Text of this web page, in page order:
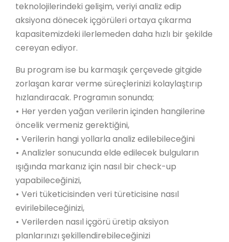
teknolojilerindeki gelişim, veriyi analiz edip
aksiyona dönecek içgörüleri ortaya çıkarma
kapasitemizdeki ilerlemeden daha hızlı bir şekilde
cereyan ediyor.
Bu program ise bu karmaşık çerçevede gitgide
zorlaşan karar verme süreçlerinizi kolaylaştırıp
hızlandıracak. Programın sonunda;
• Her yerden yağan verilerin içinden hangilerine
öncelik vermeniz gerektiğini,
• Verilerin hangi yollarla analiz edilebileceğini
• Analizler sonucunda elde edilecek bulguların
ışığında markanız için nasıl bir check-up
yapabileceğinizi,
• Veri tüketicisinden veri türeticisine nasıl
evirilebileceğinizi,
• Verilerden nasıl içgörü üretip aksiyon
planlarınızı şekillendirebileceğinizi